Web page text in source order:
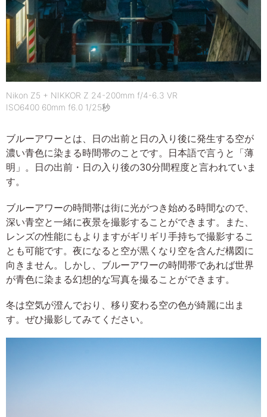
Nikon Z5 + NIKKOR Z 24-200mm f/4-6.3 VR
ISO6400 60mm f6.0 1/25秒
ブルーアワーとは、日の出前と日の入り後に発生する空が
濃い青色に染まる時間帯のことです。日本語で言うと「薄
明」。日の出前・日の入り後の30分間程度と言われていま
す。
ブルーアワーの時間帯は街に光がつき始める時間なので、
深い青空と一緒に夜景を撮影することができます。また、
レンズの性能にもよりますがギリギリ手持ちで撮影するこ
とも可能です。夜になると空が黒くなり空を含んだ構図に
向きません。しかし、ブルーアワーの時間帯であれば世界
が青色に染まる幻想的な写真を撮ることができます。
冬は空気が澄んでおり、移り変わる空の色が綺麗に出ま
す。ぜひ撮影してみてください。